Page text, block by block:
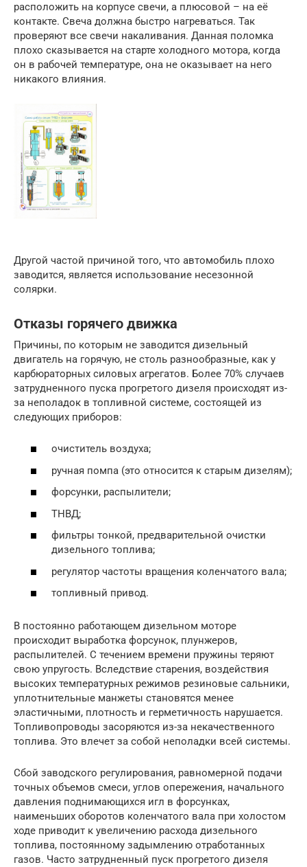
расположить на корпусе свечи, а плюсовой – на её
контакте. Свеча должна быстро нагреваться. Так
проверяют все свечи накаливания. Данная поломка
плохо сказывается на старте холодного мотора, когда
он в рабочей температуре, она не оказывает на него
никакого влияния.
Другой частой причиной того, что автомобиль плохо
заводится, является использование несезонной
солярки.
Отказы горячего движка
Причины, по которым не заводится дизельный
двигатель на горячую, не столь разнообразные, как у
карбюраторных силовых агрегатов. Более 70% случаев
затрудненного пуска прогретого дизеля происходят из-
за неполадок в топливной системе, состоящей из
следующих приборов:
очиститель воздуха;
ручная помпа (это относится к старым дизелям);
форсунки, распылители;
ТНВД;
фильтры тонкой, предварительной очистки
дизельного топлива;
регулятор частоты вращения коленчатого вала;
топливный привод.
В постоянно работающем дизельном моторе
происходит выработка форсунок, плунжеров,
распылителей. С течением времени пружины теряют
свою упругость. Вследствие старения, воздействия
высоких температурных режимов резиновые сальники,
уплотнительные манжеты становятся менее
эластичными, плотность и герметичность нарушается.
Топливопроводы засоряются из-за некачественного
топлива. Это влечет за собой неполадки всей системы.
Сбой заводского регулирования, равномерной подачи
точных объемов смеси, углов опережения, начального
давления поднимающихся игл в форсунках,
наименьших оборотов коленчатого вала при холостом
ходе приводит к увеличению расхода дизельного
топлива, постоянному задымлению отработанных
газов. Часто затрудненный пуск прогретого дизеля